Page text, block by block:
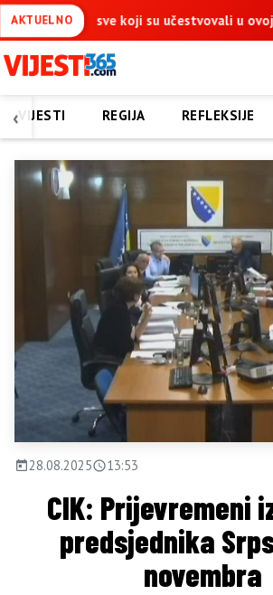
AKTUELNO
sve koji su učestvovali u ovoj borbi
‹VIJESTI REGIJA REFLEKSIJE
28.08.2025 13:53
CIK: Prijevremeni
predsjednika
novembra